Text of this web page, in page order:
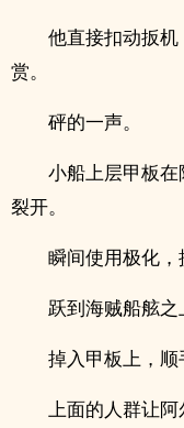
他直接扣动扳
赏。
砰的一声。
小船上层甲板
裂开。
瞬间使用极化，
跃到海贼船舷之
掉入甲板上，顺
上面的人群让阿